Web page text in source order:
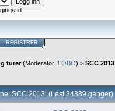
REGISTRER
turer(Moderator: LOBO) > SCC 2013
SCC 2013 (Lest 34389 ganger)